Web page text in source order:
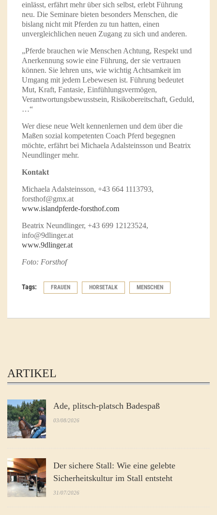
einlässt, erfährt mehr über sich selbst, erlebt Führung
neu. Die Seminare bieten besonders Menschen, die
bislang nicht mit Pferden zu tun hatten, einen
unvergleichlichen neuen Zugang zu sich und anderen.
„Pferde brauchen wie Menschen Achtung, Respekt und
Anerkennung sowie eine Führung, der sie vertrauen
können. Sie lehren uns, wie wichtig Achtsamkeit im
Umgang mit jedem Lebewesen ist. Führung bedeutet
Mut, Kraft, Fantasie, Einfühlungsvermögen,
Verantwortungsbewusstsein, Risikobereitschaft, Geduld,
…“
Wer diese neue Welt kennenlernen und dem über die
Maßen sozial kompetenten Coach Pferd begegnen
möchte, erfährt bei Michaela Adalsteinsson und Beatrix
Neundlinger mehr.
Kontakt
Michaela Adalsteinsson, +43 664 1113793,
forsthof@gmx.at
www.islandpferde-forsthof.com
Beatrix Neundlinger, +43 699 12123524,
info@9dlinger.at
www.9dlinger.at
Foto: Forsthof
Tags: FRAUEN HORSETALK MENSCHEN
ARTIKEL
Ade, plitsch-platsch Badespaß
03/08/2026
Der sichere Stall: Wie eine gelebte
Sicherheitskultur im Stall entsteht
31/07/2026